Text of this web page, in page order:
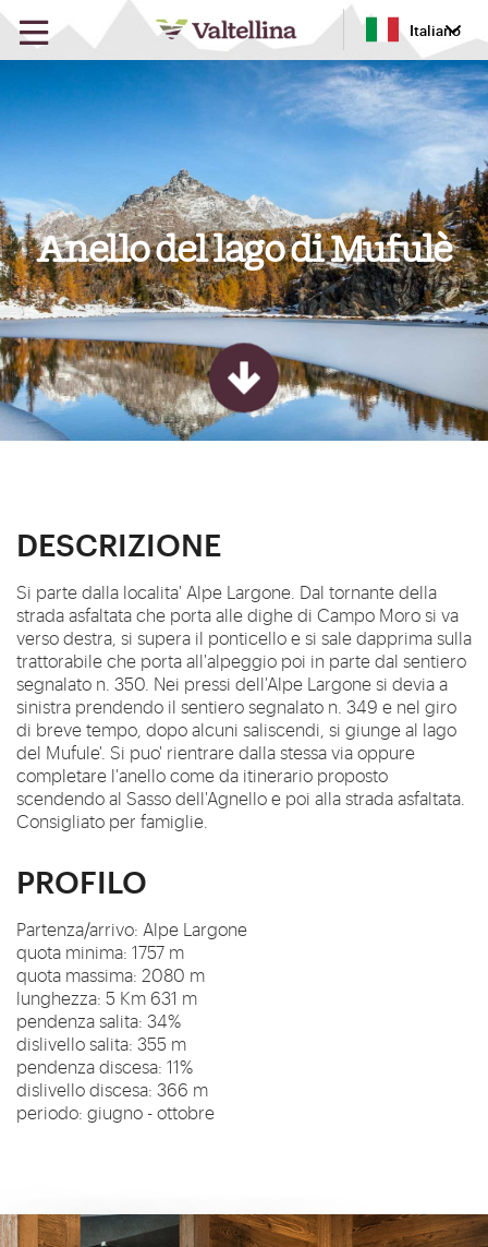
Italiano
Anello del lago di Mufulè
DESCRIZIONE
Si parte dalla localita' Alpe Largone. Dal tornante della
strada asfaltata che porta alle dighe di Campo Moro si va
verso destra, si supera il ponticello e si sale dapprima sulla
trattorabile che porta all'alpeggio poi in parte dal sentiero
segnalato n. 350. Nei pressi dell'Alpe Largone si devia a
sinistra prendendo il sentiero segnalato n. 349 e nel giro
di breve tempo, dopo alcuni saliscendi, si giunge al lago
del Mufule'. Si puo' rientrare dalla stessa via oppure
completare l'anello come da itinerario proposto
scendendo al Sasso dell'Agnello e poi alla strada asfaltata.
Consigliato per famiglie.
PROFILO
Partenza/arrivo: Alpe Largone
quota minima: 1757 m
quota massima: 2080 m
lunghezza: 5 Km 631 m
pendenza salita: 34%
dislivello salita: 355 m
pendenza discesa: 11%
dislivello discesa: 366 m
periodo: giugno - ottobre